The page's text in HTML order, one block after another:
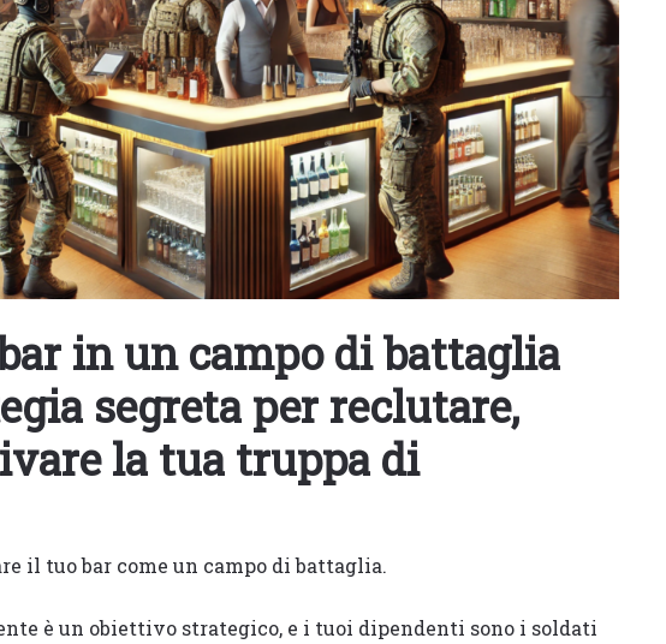
in un campo di battaglia
segreta per reclutare,
la tua truppa di
il tuo bar come un campo di battaglia.
è un obiettivo strategico, e i tuoi dipendenti sono i soldati